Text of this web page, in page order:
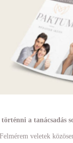
a tanácsadás
Felmérem veletek